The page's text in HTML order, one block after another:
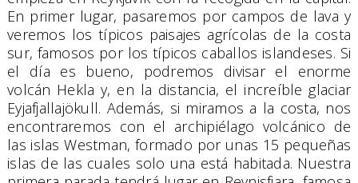
En primer lugar, pasaremos por campos de lava y
veremos los típicos paisajes agrícolas de la costa
sur, famosos por los típicos caballos islandeses. Si
el día es bueno, podremos divisar el enorme
volcán Hekla y, en la distancia, el increíble glaciar
Eyjafjallajökull. Además, si miramos a la costa, nos
encontraremos con el archipiélago volcánico de
las islas Westman, formado por unas 15 pequeñas
islas de las cuales solo una está habitada. Nuestra